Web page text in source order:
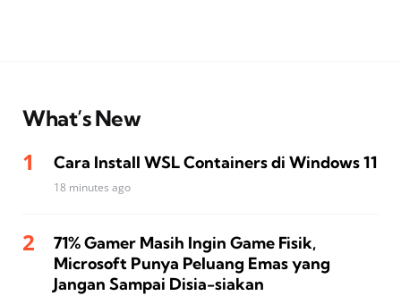
What’s New
Cara Install WSL Containers di Windows 11
18 minutes ago
71% Gamer Masih Ingin Game Fisik,
Microsoft Punya Peluang Emas yang
Jangan Sampai Disia-siakan